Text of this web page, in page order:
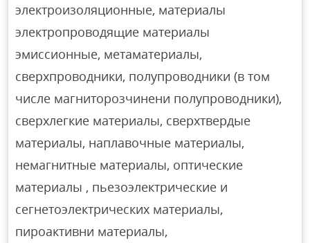
электроизоляционные, материалы
электропроводящие материалы
эмиссионные, метаматериалы,
сверхпроводники, полупроводники (в том
числе магниторозчинени полупроводники),
сверхлегкие материалы, сверхтвердые
материалы, наплавочные материалы,
немагнитные материалы, оптические
материалы , пьезоэлектрические и
сегнетоэлектрических материалы,
пироактивни материалы,